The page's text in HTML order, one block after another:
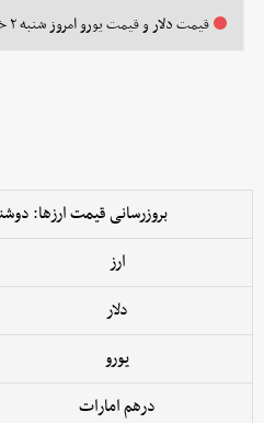
قیمت دلار و قیمت یورو امروز شنبه ۲ خرداد ۱۴۰۵
بروزرسانی قیمت ارزها: دوشنبه 4 خرداد -
ارز
دلار
یورو
درهم امارات